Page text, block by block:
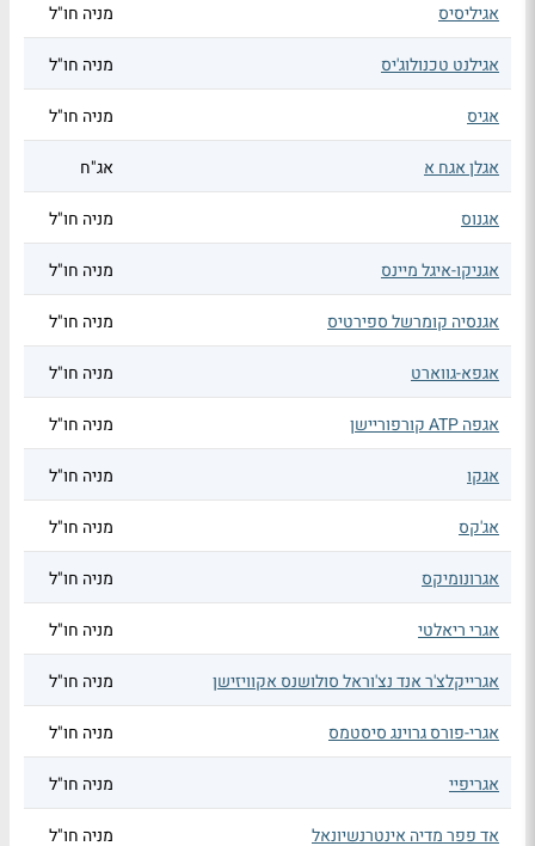
אגיליסיס מניה חו"ל
אגילנט טכנולוג'יס מניה חו"ל
אגיס מניה חו"ל
אגלן אגח א אג"ח
אגנוס מניה חו"ל
אגניקו-איגל מיינס מניה חו"ל
אגנסיה קומרשל ספירטיס מניה חו"ל
אגפא-גווארט מניה חו"ל
אגפה ATP קורפוריישן מניה חו"ל
אגקו מניה חו"ל
אג'קס מניה חו"ל
אגרונומיקס מניה חו"ל
אגרי ריאלטי מניה חו"ל
אגרייקלצ'ר אנד נצ'וראל סולושנס אקוויזישן מניה חו"ל
אגרי-פורס גרוינג סיסטמס מניה חו"ל
אגריפיי מניה חו"ל
אד פפר מדיה אינטרנשיונאל מניה חו"ל